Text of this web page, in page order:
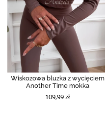
Wiskozowa bluzka z wycięciem
Another Time mokka
109,99 zł